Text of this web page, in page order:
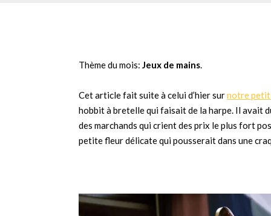
Thème du mois: Jeux de mains.
Cet article fait suite à celui d’hier surnotre
hobbit à bretelle qui faisait de la harpe. Il avait
des marchands qui crient des prix le plus fort
petite fleur délicate qui pousserait dans une